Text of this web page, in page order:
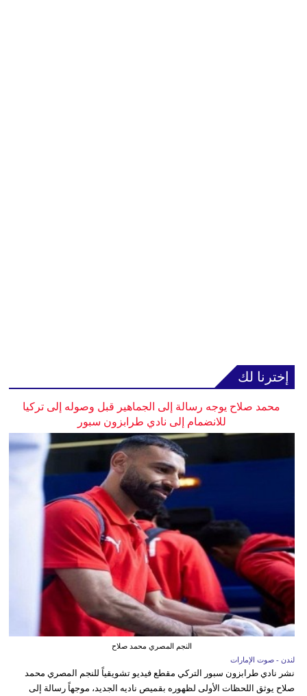
إخترنا لك
محمد صلاح يوجه رسالة إلى الجماهير قبل وصوله إلى تركيا
للانضمام إلى نادي طرابزون سبور
النجم المصري محمد صلاح
لندن - صوت الإمارات
نشر نادي طرابزون سبور التركي مقطع فيديو تشويقياً للنجم المصري محمد
صلاح يوثق اللحظات الأولى لظهوره بقميص ناديه الجديد، موجهاً رسالة إلى